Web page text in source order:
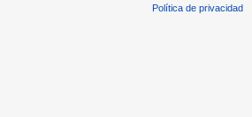
Política de privacidad